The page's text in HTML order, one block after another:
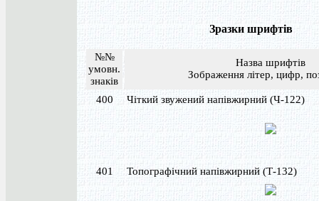
Зразки шрифтів
№№
умовн.
знаків
Назва шрифтів
Зображення літер, цифр,
400 Чіткий звужений напівжирний (Ч-122)
401 Топографічний напівжирний (Т-132)